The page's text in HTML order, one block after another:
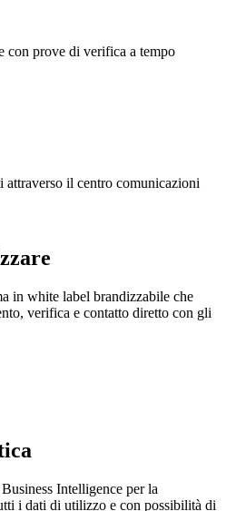
con prove di verifica a tempo
il centro comunicazioni
in white label brandizzabile che
verifica e contatto diretto con gli
Intelligence per la
i dati di utilizzo e con possibilità di